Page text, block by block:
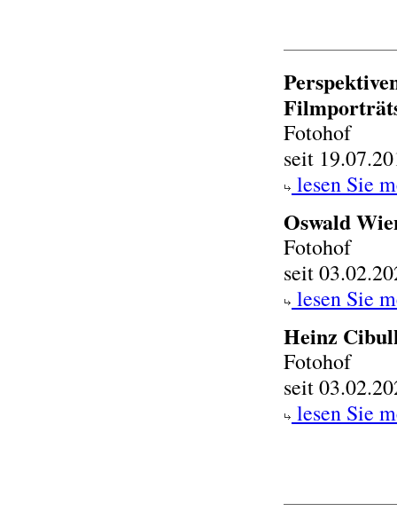
Fotohof
seit
lesen Sie
Oswald
Fotohof
seit
lesen Sie
Heinz
Fotohof
seit
lesen Sie